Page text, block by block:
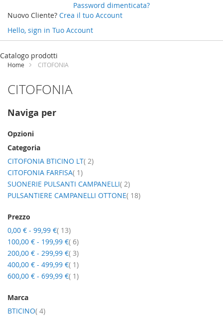
Password dimenticata?
Nuovo Cliente? Crea il tuo Account
Hello, sign in Tuo Account
Salta
contenuto
Catalogo prodotti
Home CITOFONIA
CITOFONIA
Naviga per
Opzioni
Categoria
CITOFONIA BTICINO LT 2elementi
CITOFONIA FARFISA 1elemento
SUONERIE PULSANTI CAMPANELLI 2elementi
PULSANTIERE CAMPANELLI OTTONE 18elementi
Prezzo
0,00 € - 99,99 € 13elementi
100,00 € - 199,99 € 6elementi
200,00 € - 299,99 € 3elementi
400,00 € - 499,99 € 1elemento
600,00 € - 699,99 € 1elemento
Marca
BTICINO 4elementi